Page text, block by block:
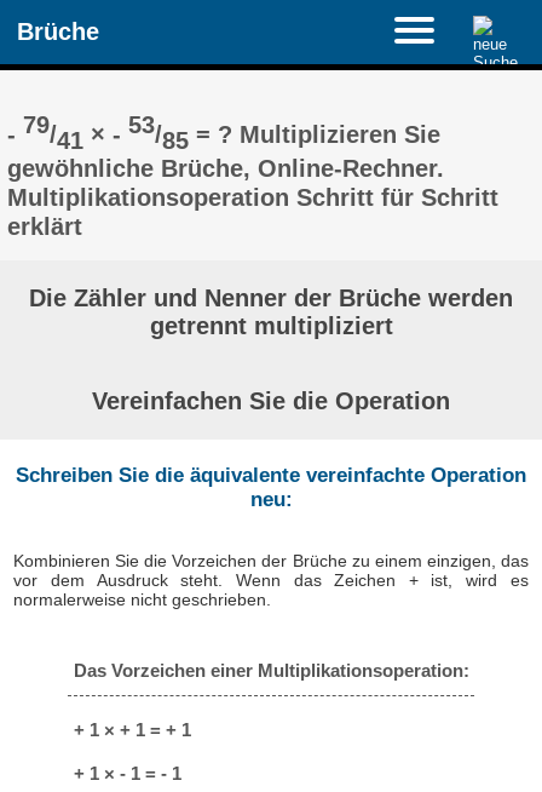
Brüche
- 79/41 × -53/85 = ? Multiplizieren Sie
gewöhnliche Brüche, Online-Rechner.
Multiplikationsoperation Schritt für Schritt
erklärt
Die Zähler und Nenner der Brüche werden
getrennt multipliziert
Vereinfachen Sie die Operation
Schreiben Sie die äquivalente vereinfachte Operation
neu:
Kombinieren Sie die Vorzeichen der Brüche zu einem einzigen, das
vor dem Ausdruck steht. Wenn das Zeichen + ist, wird es
normalerweise nicht geschrieben.
Das Vorzeichen einer Multiplikationsoperation:
+ 1 × + 1 = + 1
+ 1 × - 1 = - 1